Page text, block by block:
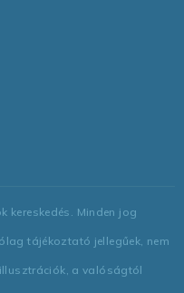
kereskedés. Minden jog
tájékoztató jellegűek, nem
illusztrációk, a valóságtól